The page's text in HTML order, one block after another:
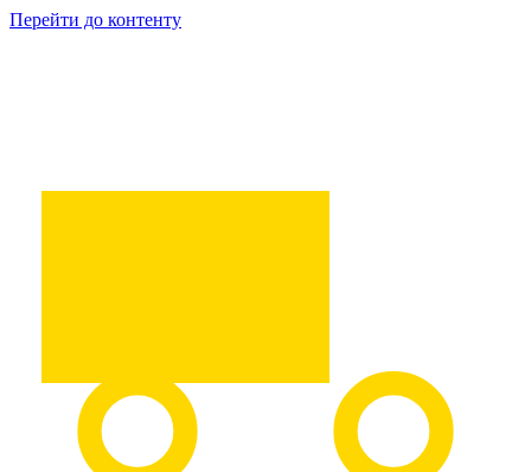
Перейти до контенту